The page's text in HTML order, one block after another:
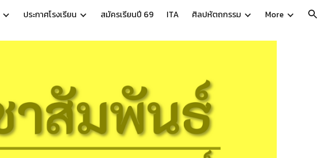
Skip to navigation
ประกาศโรงเรียน สมัครเรียนปี 69 ITA ศิลปหัตถกรรม More